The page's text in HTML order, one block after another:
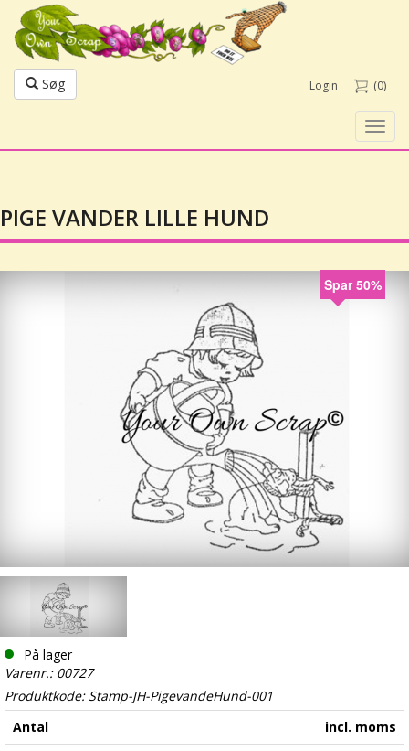
Søg Login (0)
PIGE VANDER LILLE HUND
Spar 50%
På lager
Varenr.: 00727
Produktkode: Stamp-JH-PigevandeHund-001
Antal
incl. moms